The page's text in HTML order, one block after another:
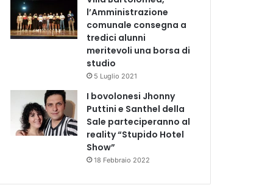
l’Amministrazione
comunale consegna a
tredici alunni
meritevoli una borsa di
studio
5 Luglio 2021
I bovolonesi Jhonny
Puttini e Santhel della
Sale parteciperanno al
reality “Stupido Hotel
Show”
18 Febbraio 2022